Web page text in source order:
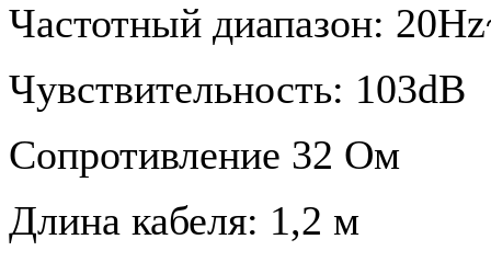
Частотный диапазон:
Чувствительность: 103dB
Сопротивление 32 Ом
Длина кабеля: 1,2 м